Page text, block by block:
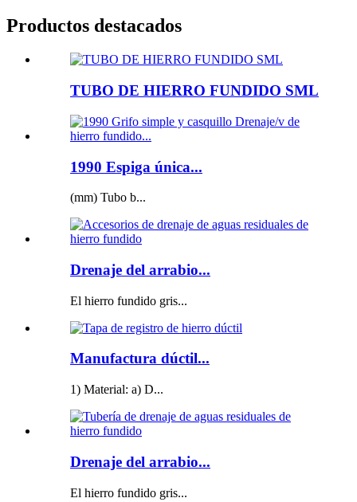
Productos destacados
TUBO DE HIERRO FUNDIDO SML
1990 Espiga única...
(mm) Tubo b...
Drenaje del arrabio...
El hierro fundido gris...
Manufactura dúctil...
1) Material: a) D...
Drenaje del arrabio...
El hierro fundido gris...